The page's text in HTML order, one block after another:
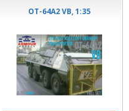
OT-64A2 VB, 1:35